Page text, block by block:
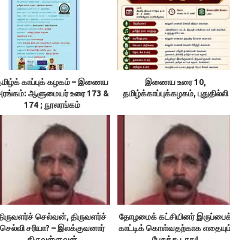
காப்புக் கழகம் – இணைய
ஆளுமையர் உரை 173 &
174 ; நூலரங்கம்
இணைய உரை 10,
தமிழ்க்காப்புக்கழகம், புதுதில்லி
செல்வன், திருவளர்ச்
செல்வி சரியா? – இலக்குவனார்
தோழமைக் கட்சியினர்
காட்டிக் கொள்வதற்காக